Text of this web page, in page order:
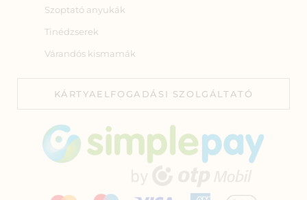
Szoptató anyukák
Tinédzserek
Várandós kismamák
KÁRTYAELFOGADÁSI SZOLGÁLTATÓ